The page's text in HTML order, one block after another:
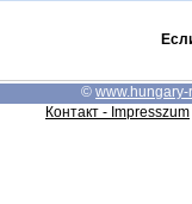
© www.hungary-
Контакт - Impresszum